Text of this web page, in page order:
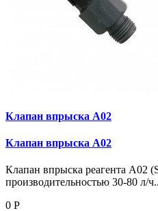
Клапан впрыска A02
Клапан впрыска A02
Клапан впрыска реагента A02
производительностью 30-80 л/ч..
0 Р